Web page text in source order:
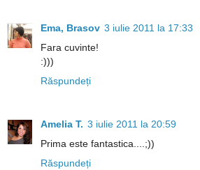
Ema, Brasov 3 iulie 2011 la 17:33
Fara cuvinte!
:)))
Răspundeți
Amelia T. 3 iulie 2011 la 20:59
Prima este fantastica....;))
Răspundeți